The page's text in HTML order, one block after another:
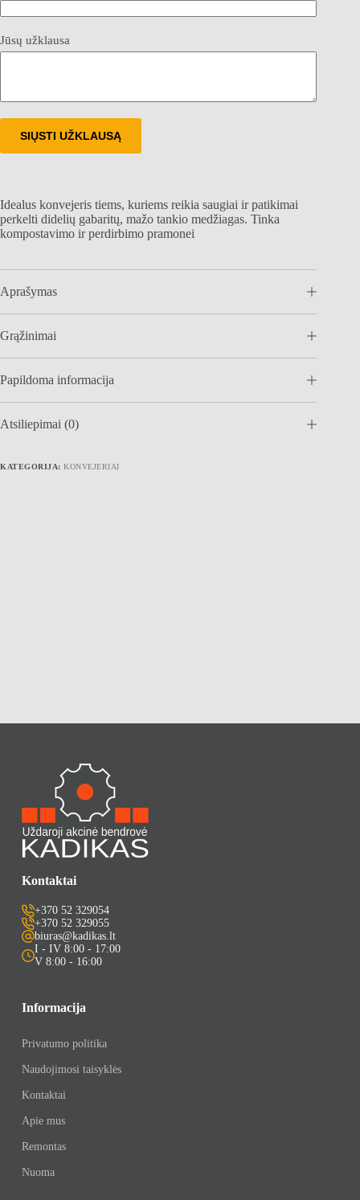
Jūsų užklausa
SIŲSTI UŽKLAUSĄ
Idealus konvejeris tiems, kuriems reikia saugiai ir patikimai
perkelti didelių gabaritų, mažo tankio medžiagas. Tinka
kompostavimo ir perdirbimo pramonei
Aprašymas
Grąžinimai
Papildoma informacija
Atsiliepimai (0)
KATEGORIJA: KONVEJERIAI
Informacija
Privatumo politika
Naudojimosi taisyklės
Kontaktai
Apie mus
Remontas
Nuoma
Kontaktai
+370 52 329054
+370 52 329055
biuras@kadikas.lt
I - IV 8:00 - 17:00
V 8:00 - 16:00